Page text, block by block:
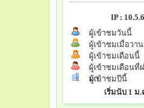
IP :
ผู้เข้าชมวันนี้
ผู้เข้าชมเมื่อวาน
ผู้เข้าชมเดือนนี้
ผู้เข้าชมเดือนที่
มา
ผู้เข้าชมปีนี้
เริ่มนับ 1 ม.